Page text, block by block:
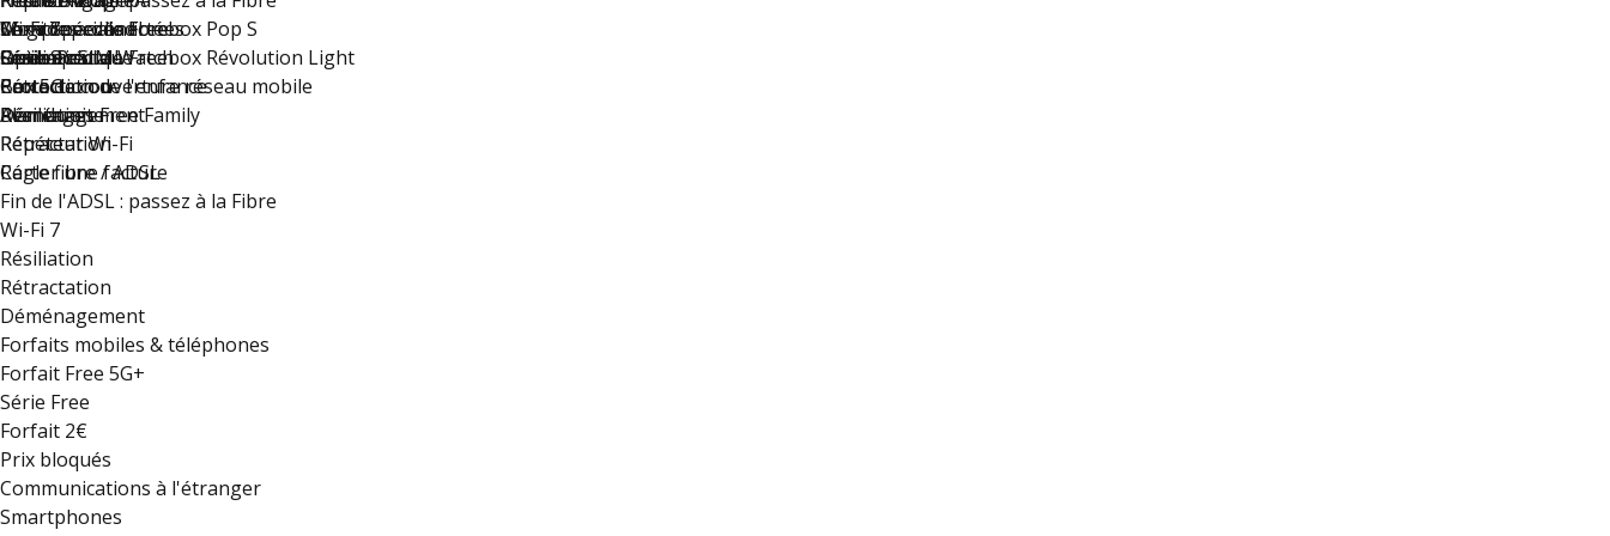
Wi-Fi 7
Résiliation
Rétractation
Déménagement
Montres connectées
Option eSIM Watch
Carte de couverture réseau mobile
Résiliation
Rétractation
Régler une facture
Compte accès libre
Guide Pratique
Protection de l'enfance
Plan du site
Le groupe Iliad
Free recrute !
Série Spéciale Freebox Pop S
Série Spéciale Freebox Révolution Light
Box 5G
Avantages Free Family
Répéteur Wi-Fi
Carte fibre / ADSL
Fin de l'ADSL : passez à la Fibre
Wi-Fi 7
Résiliation
Rétractation
Déménagement
Forfaits mobiles & téléphones
Forfait Free 5G+
Série Free
Forfait 2€
Prix bloqués
Communications à l'étranger
Smartphones